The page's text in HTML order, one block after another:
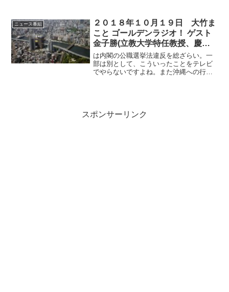
ニュース番組
２０１８年１０月１９日 大竹ま
こと ゴールデンラジオ！ ゲスト
金子勝(立教大学特任教授、慶応
大学名誉教授、経済学者)
は内閣の公職選挙法違反を総ざらい。一
部は別として、こういったことをテレビ
でやらないですよね。また沖縄への行政
スポンサーリンク